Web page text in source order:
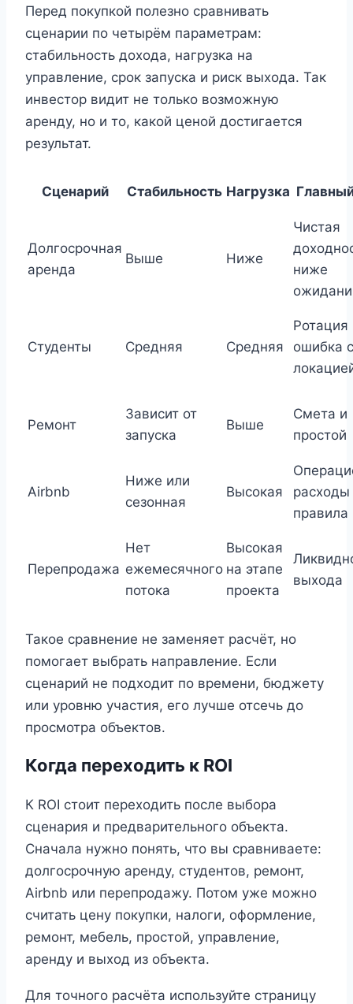
Перед покупкой полезно сравнивать
сценарии по четырём параметрам:
стабильность дохода, нагрузка на
управление, срок запуска и риск выхода. Так
инвестор видит не только возможную
аренду, но и то, какой ценой достигается
результат.
Сценарий Стабильность Нагрузка
Долгосрочная
аренда
Выше Ниже
Чистая
ниже
Студенты Средняя Средняя
Ротация
ошибка с
Ремонт
Зависит от
запуска
Выше
Смета и
простой
Airbnb
Ниже или
сезонная
Высокая
расходы
правила
Перепродажа
Нет
ежемесячного
потока
Высокая
на этапе
проекта
выхода
Такое сравнение не заменяет расчёт, но
помогает выбрать направление. Если
сценарий не подходит по времени, бюджету
или уровню участия, его лучше отсечь до
просмотра объектов.
Когда переходить к ROI
К ROI стоит переходить после выбора
сценария и предварительного объекта.
Сначала нужно понять, что вы сравниваете:
долгосрочную аренду, студентов, ремонт,
Airbnb или перепродажу. Потом уже можно
считать цену покупки, налоги, оформление,
ремонт, мебель, простой, управление,
аренду и выход из объекта.
Для точного расчёта используйте страницу